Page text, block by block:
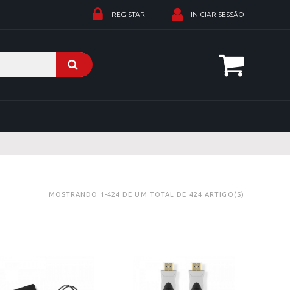
REGISTAR INICIAR SESSÃO
MOSTRANDO 1-424 DE UM TOTAL DE 424 ARTIGO(S)